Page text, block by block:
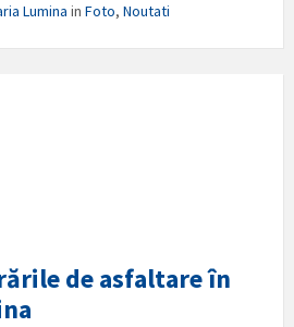
Lumina in Foto, Noutati
de asfaltare în